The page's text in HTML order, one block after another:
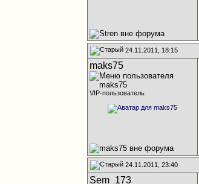
24.11.2011, 18:15
maks75
VIP-пользователь
24.11.2011, 23:40
Sem_173